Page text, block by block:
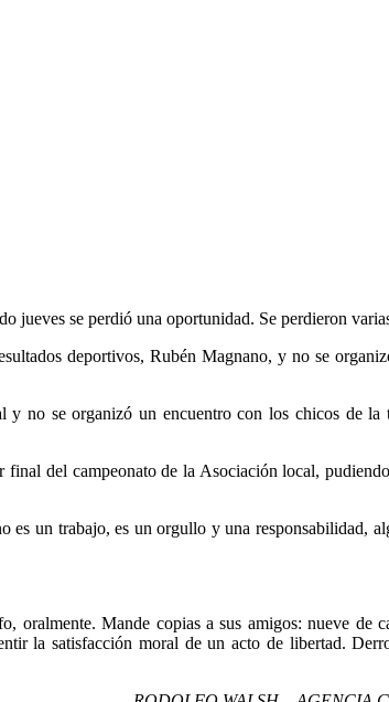
jueves se perdió una oportunidad. Se perdieron
deportivos, Rubén Magnano, y no se
no se organizó un encuentro con los chicos de la
del campeonato de la Asociación local,
es un trabajo, es un orgullo y una responsabilidad,
Mande copias a sus amigos: nueve de
la satisfacción moral de un acto de libertad.